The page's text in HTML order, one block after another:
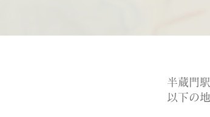
半蔵門
以下の